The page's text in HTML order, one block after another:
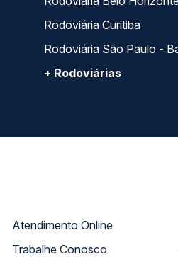
Rodoviária Curitiba
Rodoviária São Paulo -
+ Rodoviárias
Atendimento Online
Trabalhe Conosco